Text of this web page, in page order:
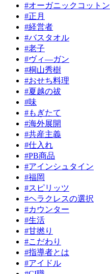
#オーガニックコットン
#正月
#経営者
#バスタオル
#老子
#ヴィ―ガン
#桐山秀樹
#おせち料理
#夏越の祓
#味
#もぎたて
#海外展開
#共産主義
#仕入れ
#PB商品
#アインシュタイン
#福岡
#スピリッツ
#ヘラクレスの選択
#カウンター
#生活
#甘撚り
#こだわり
#指導者とは
#アイドル